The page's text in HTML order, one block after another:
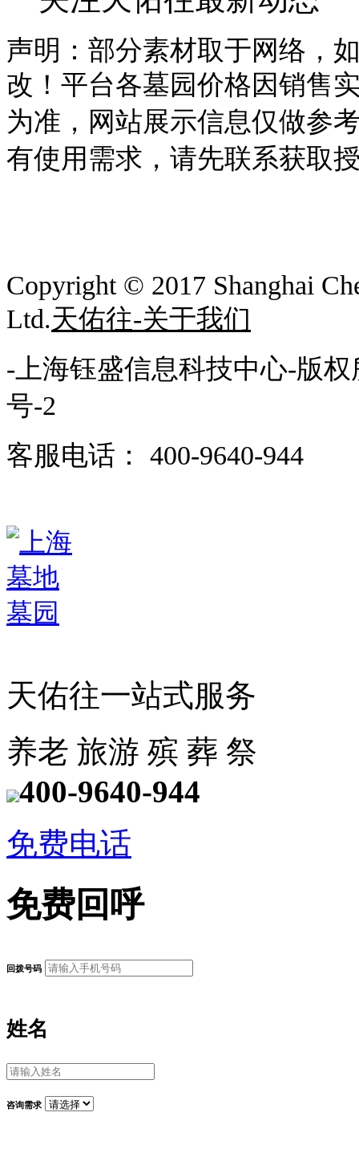
声明：部分素材取于网络，
改！平台各墓园价格因销售
为准， 网站展示信息仅做参
有使用需求，请先联系获取
Copyright © 2017 Shanghai
Ltd.天佑往-关于我们
-上海钰盛信息科技中心-版
号-2
客服电话： 400-9640-944
天佑往一站式服务
养老 旅游 殡 葬 祭
400-9640-944
免费电话
免费回呼
回拨号码
姓名
咨询需求